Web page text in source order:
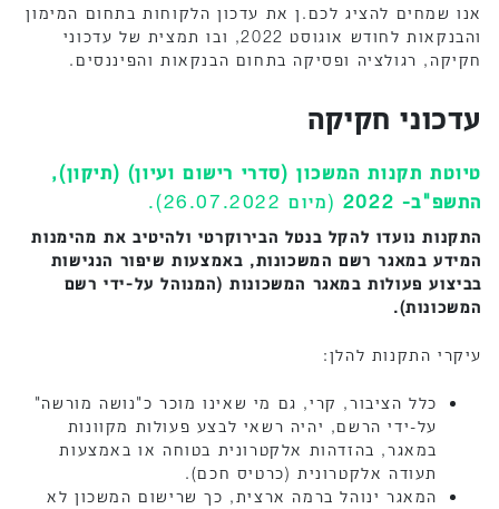
אנו שמחים להציג לכם.ן את עדכון הלקוחות בתחום המימון
והבנקאות לחודש אוגוסט 2022, ובו תמצית של עדכוני
חקיקה, רגולציה ופסיקה בתחום הבנקאות והפיננסים.
עדכוני חקיקה
טיוטת תקנות המשכון (סדרי רישום ועיון) (תיקון),
התשפ"ב- 2022
(מיום 26.07.2022).
התקנות נועדו להקל בנטל הבירוקרטי ולהיטיב את מהימנות
המידע במאגר רשם המשכונות, באמצעות שיפור הנגישות
בביצוע פעולות במאגר המשכונות (המנוהל על-ידי רשם
המשכונות).
עיקרי התקנות להלן:
כלל הציבור, קרי, גם מי שאינו מוכר כ"נושה מורשה"
על-ידי הרשם, יהיה רשאי לבצע פעולות מקוונות
במאגר, בהזדהות אלקטרונית בטוחה או באמצעות
תעודה אלקטרונית (כרטיס חכם).
המאגר ינוהל ברמה ארצית, כך שרישום המשכון לא